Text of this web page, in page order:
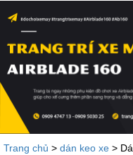
Trang chủ > dán keo xe >